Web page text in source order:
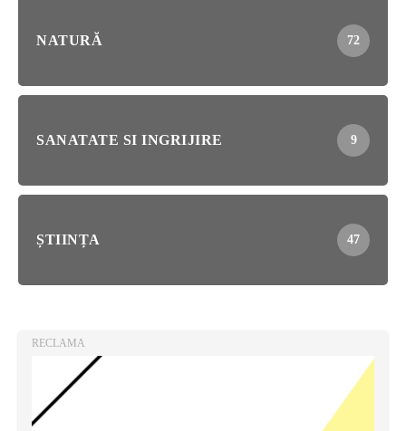
NATURĂ 72
SANATATE SI INGRIJIRE 9
ȘTIINȚA 47
RECLAMA